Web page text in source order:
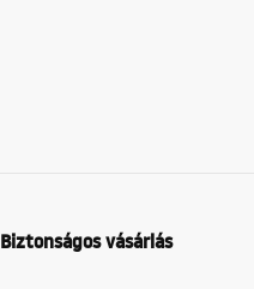
Biztonságos vásárlás